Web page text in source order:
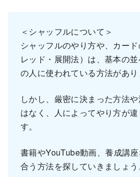
＜シャッフルについて＞
シャッフルのやり方や、カー
レッド・展開法）は、基本の並
の人に使われている方法があり
しかし、厳密に決まった方法
はなく、人によってやり方が
す。
書籍やYouTube動画、養成講
合う方法を探していきましょう